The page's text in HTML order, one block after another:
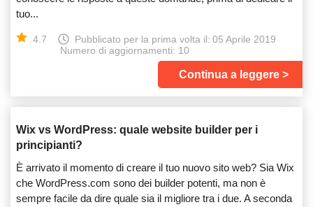
tuo...
4.7 Pubblicato per la prima volta il: 05 Aprile 2019
Numero di aggiornamenti: 10
Continua a leggere
Wix vs WordPress: quale website builder per i
principianti?
È arrivato il momento di creare il tuo nuovo sito web? Sia Wix
che WordPress.com sono dei builder potenti, ma non è
sempre facile da dire quale sia il migliore tra i due. A seconda